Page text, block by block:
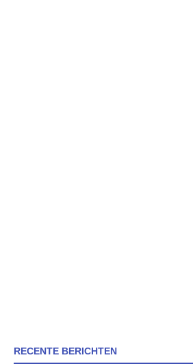
RECENTE BERICHTEN